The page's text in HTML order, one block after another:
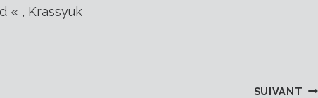
« , Krassyuk
SUIVANT